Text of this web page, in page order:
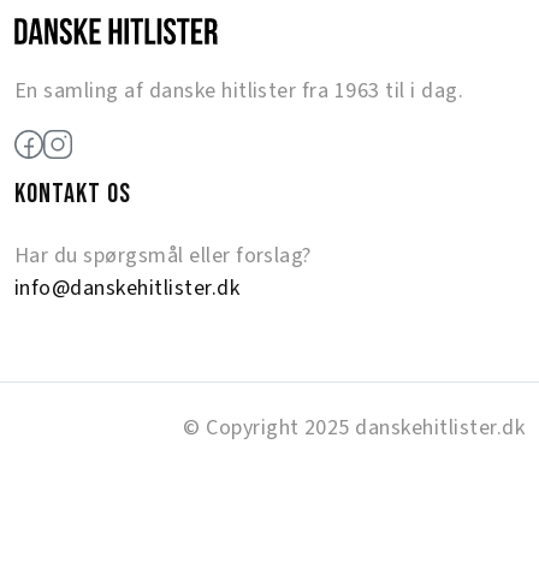
En samling af danske hitlister fra 1963 til i dag.
KONTAKT OS
Har du spørgsmål eller forslag?
info@danskehitlister.dk
© Copyright 2025 danskehitlister.dk